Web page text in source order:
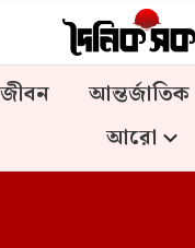
আন্তর্জাতিক
আরো